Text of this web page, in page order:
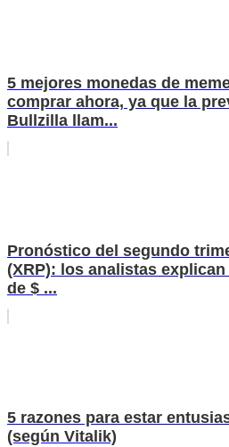
5 mejores monedas de
comprar ahora, ya que la
Bullzilla llam...
Pronóstico del segundo
(XRP): los analistas
de $ ...
5 razones para estar
(según Vitalik)